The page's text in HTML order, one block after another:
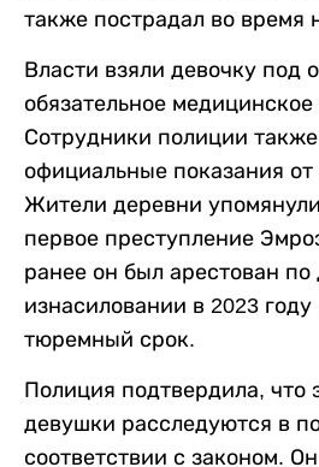
также пострадал во время
Власти взяли девочку под
обязательное
Сотрудники полиции
официальные показания
Жители деревни
первое преступление
ранее он был арестован по
изнасиловании в 2023
тюремный срок.
Полиция подтвердила, что
девушки расследуются в
соответствии с законом.